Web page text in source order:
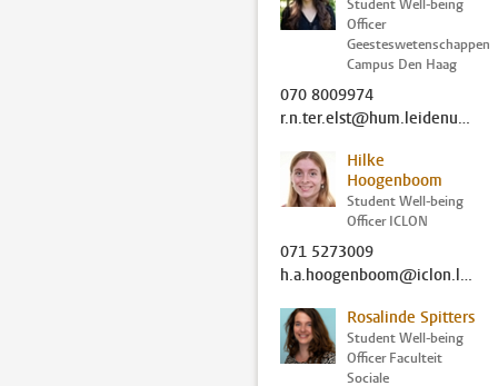
Student Well-being
Officer
Geesteswetenschappen
Campus Den Haag
070 8009974
r.n.ter.elst@hum.leidenuniv.nl
Hilke
Hoogenboom
Student Well-being
Officer ICLON
071 5273009
h.a.hoogenboom@iclon.leidenuniv.nl
Rosalinde Spitters
Student Well-being
Officer Faculteit
Sociale